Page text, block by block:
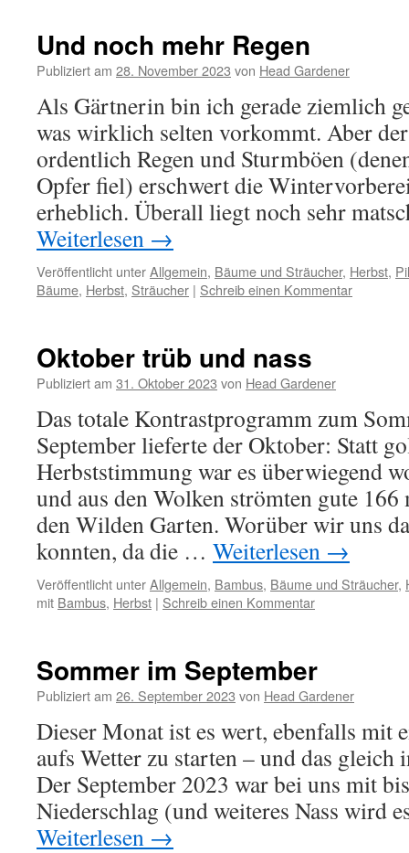
Und noch mehr Regen
Publiziert am 28. November 2023 von Head Gardener
Als Gärtnerin bin ich gerade ziemlich
was wirklich selten vorkommt. Aber
ordentlich Regen und Sturmböen
Opfer fiel) erschwert die
erheblich. Überall liegt noch sehr
Weiterlesen →
Veröffentlicht unterAllgemein, Bäume und Sträucher, Herbst,
Bäume, Herbst, Sträucher | Schreib einen Kommentar
Oktober trüb und nass
Publiziert am 31. Oktober 2023 von Head Gardener
Das totale Kontrastprogramm zum
September lieferte der Oktober: Statt
Herbststimmung war es überwiegend
und aus den Wolken strömten gute
den Wilden Garten. Worüber wir uns
konnten, da die … Weiterlesen →
Veröffentlicht unterAllgemein, Bambus, Bäume und Sträucher,
mit Bambus, Herbst | Schreib einen Kommentar
Sommer im September
Publiziert am 26. September 2023 von Head Gardener
Dieser Monat ist es wert, ebenfalls mit
aufs Wetter zu starten – und das
Der September 2023 war bei uns mit
Niederschlag (und weiteres Nass wird
Weiterlesen →